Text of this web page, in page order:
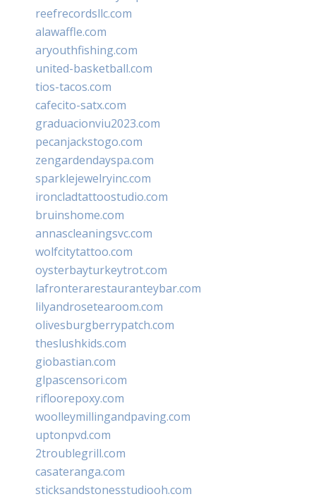
reefrecordsllc.com
alawaffle.com
aryouthfishing.com
united-basketball.com
tios-tacos.com
cafecito-satx.com
graduacionviu2023.com
pecanjackstogo.com
zengardendayspa.com
sparklejewelryinc.com
ironcladtattoostudio.com
bruinshome.com
annascleaningsvc.com
wolfcitytattoo.com
oysterbayturkeytrot.com
lafronterarestauranteybar.com
lilyandrosetearoom.com
olivesburgberrypatch.com
theslushkids.com
giobastian.com
glpascensori.com
rifloorepoxy.com
woolleymillingandpaving.com
uptonpvd.com
2troublegrill.com
casateranga.com
sticksandstonesstudiooh.com